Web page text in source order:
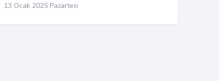
13 Ocak 2025 Pazartesi